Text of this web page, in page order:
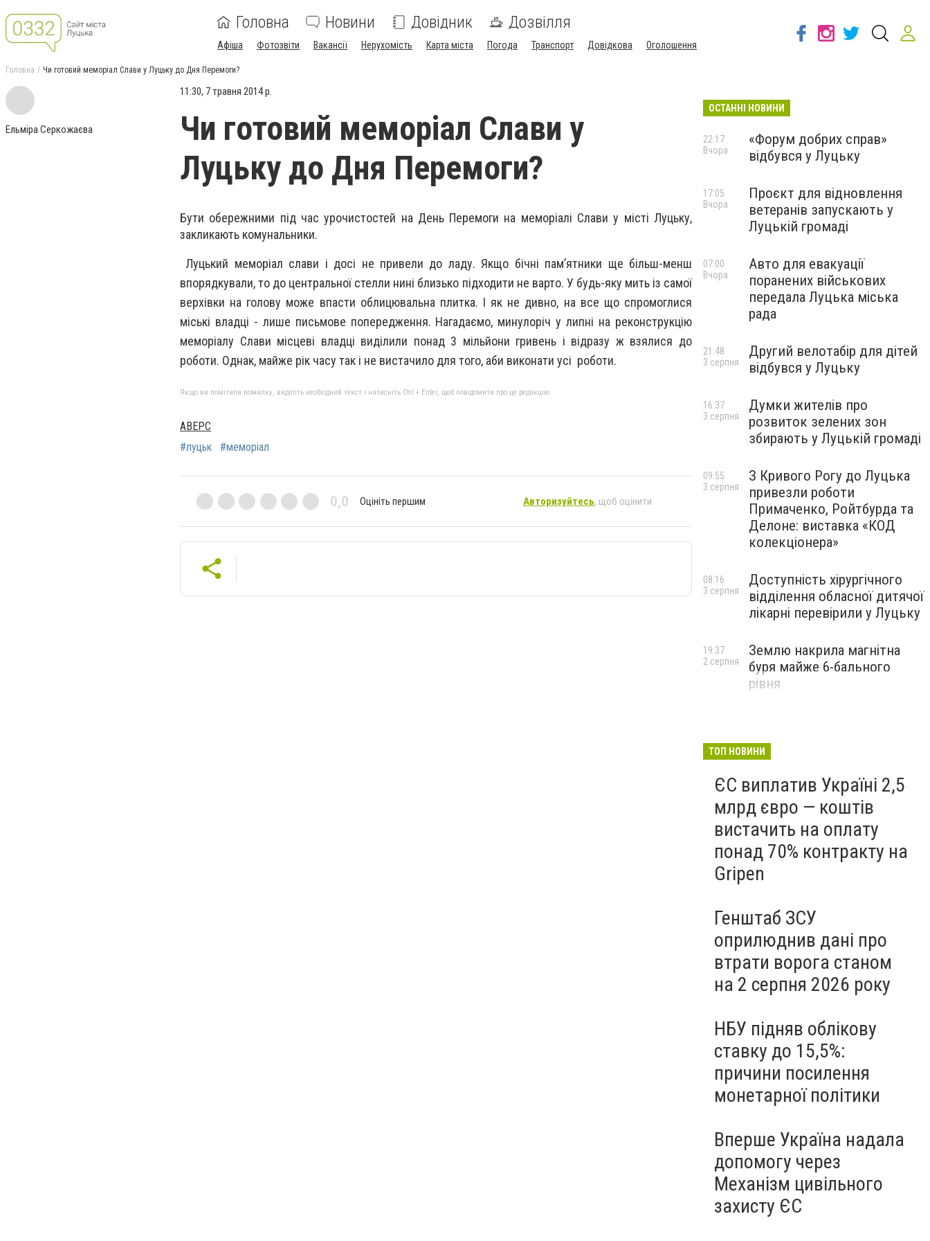
Головна Новини Довідник Дозвілля
Афіша Фотозвіти Вакансії Нерухомість Карта міста Погода Транспорт Довідкова Оголошення
Головна Чи готовий меморіал Слави у Луцьку до Дня Перемоги?
Ельміра Серкожаєва
11:30, 7 травня 2014 р.
Чи готовий меморіал Слави у
Луцьку до Дня Перемоги?
Бути обережними під час урочистостей на День Перемоги на меморіалі Слави у місті Луцьку,
закликають комунальники.
Луцький меморіал слави і досі не привели до ладу. Якщо бічні пам’ятники ще більш-менш
впорядкували, то до центральної стелли нині близько підходити не варто. У будь-яку мить із самої
верхівки на голову може впасти облицювальна плитка. І як не дивно, на все що спромоглися
міські владці - лише письмове попередження. Нагадаємо, минулоріч у липні на реконструкцію
меморіалу Слави місцеві владці виділили понад 3 мільйони гривень і відразу ж взялися до
роботи. Однак, майже рік часу так і не вистачило для того, аби виконати усі роботи.
Якщо ви помітили помилку, виділіть необхідний текст і натисніть Ctrl + Enter, щоб повідомити про це редакцію
АВЕРС
#луцьк
#меморіал
0,0 Оцініть першим Авторизуйтесь, щоб оцінити
ОСТАННІ НОВИНИ
«Форум добрих справ»
відбувся у Луцьку
22:17
Вчора
Проєкт для відновлення
ветеранів запускають у
Луцькій громаді
17:05
Вчора
Авто для евакуації
поранених військових
передала Луцька міська
рада
07:00
Вчора
Другий велотабір для дітей
відбувся у Луцьку
21:48
3 серпня
Думки жителів про
розвиток зелених зон
збирають у Луцькій громаді
16:37
3 серпня
З Кривого Рогу до Луцька
привезли роботи
Примаченко, Ройтбурда та
Делоне: виставка «КОД
колекціонера»
09:55
3 серпня
Доступність хірургічного
відділення обласної дитячої
лікарні перевірили у Луцьку
08:16
3 серпня
Землю накрила магнітна
буря майже 6-бального
рівня
19:37
2 серпня
ТОП НОВИНИ
ЄС виплатив Україні 2,5
млрд євро — коштів
вистачить на оплату
понад 70% контракту на
Gripen
Генштаб ЗСУ
оприлюднив дані про
втрати ворога станом
на 2 серпня 2026 року
НБУ підняв облікову
ставку до 15,5%:
причини посилення
монетарної політики
Вперше Україна надала
допомогу через
Механізм цивільного
захисту ЄС